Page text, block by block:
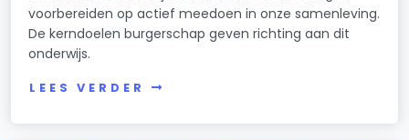
voorbereiden op actief meedoen in onze samenleving.
De kerndoelen burgerschap geven richting aan dit
onderwijs.
LEES VERDER